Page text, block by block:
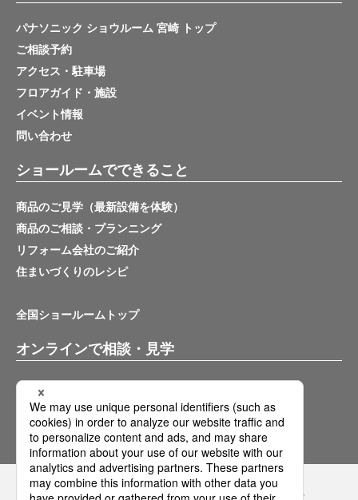
パナソニック ショウルーム 宮崎 トップ
ご相談予約
アクセス・駐車場
フロアガイド・施設
イベント情報
問い合わせ
ショールームでできること
商品のご見学（最新設備を体験）
商品のご相談・プランニング
リフォーム会社のご紹介
住まいづくりのレシピ
全国ショールームトップ
オンラインで相談・見学
バーチャルショールーム
オンライン相談サービス
Panasonicの住まい・くらし SNSアカウント